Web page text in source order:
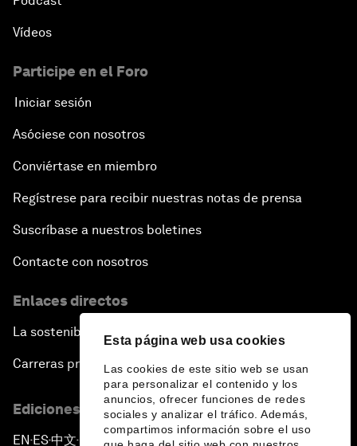
Esta página web usa cookies
Las cookies de este sitio web se usan
para personalizar el contenido y los
anuncios, ofrecer funciones de redes
sociales y analizar el tráfico. Además,
compartimos información sobre el uso
Vídeos
Participe en el Foro
Iniciar sesión
Asóciese con nosotros
Conviértase en miembro
Regístrese para recibir nuestras notas de prensa
Suscríbase a nuestros boletines
Contacte con nosotros
Enlaces directos
La sostenibilidad en el Foro
Carreras profesionales
Ediciones en otros idiomas
EN ▪ES▪中文▪ 日本語